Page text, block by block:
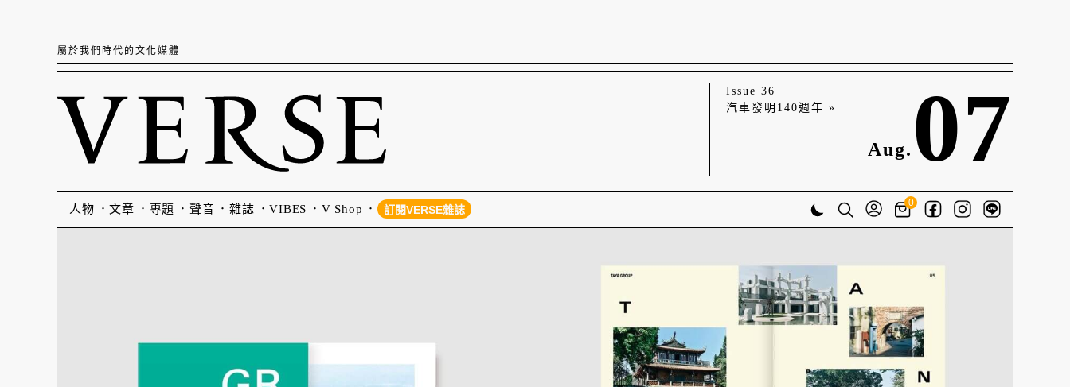
屬於我們時代的文化媒體
Issue 36
汽車發明140週年 »
Aug. 07
人物 文章 專題 聲音 雜誌 VIBES V Shop 訂閱VERSE雜誌
0